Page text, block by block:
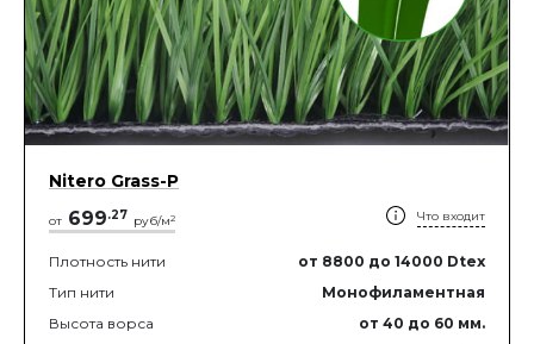
Nitero Grass-P
от 699.27 руб/м2 Что входит
Плотность нити от 8800 до 14000 Dtex
Тип нити
Монофиламентная
Высота ворса
от 40 до 60 мм.